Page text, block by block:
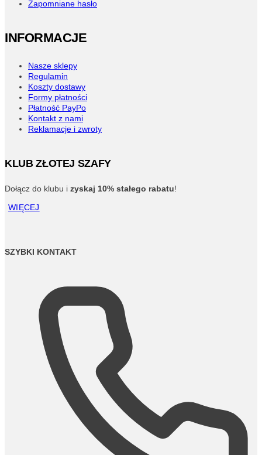
Zapomniane hasło
INFORMACJE
Nasze sklepy
Regulamin
Koszty dostawy
Formy płatności
Płatność PayPo
Kontakt z nami
Reklamacje i zwroty
KLUB ZŁOTEJ SZAFY
Dołącz do klubu i zyskaj 10% stałego rabatu!
WIĘCEJ
SZYBKI KONTAKT